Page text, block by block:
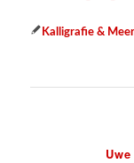
Kalligrafie &
Uwe